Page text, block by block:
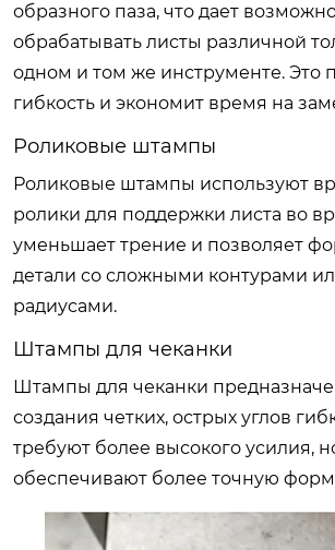
образного паза, что дает
обрабатывать листы различной
одном и том же инструменте. Это
гибкость и экономит время на
Роликовые штампы
Роликовые штампы используют
ролики для поддержки листа во
уменьшает трение и позволяет
детали со сложными контурами
радиусами.
Штампы для чеканки
Штампы для чеканки
создания четких, острых углов
требуют более высокого усилия,
обеспечивают более точную